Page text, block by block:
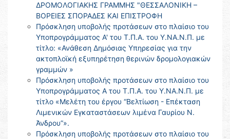
ΔΡΟΜΟΛΟΓΙΑΚΗΣ ΓΡΑΜΜΗΣ "ΘΕΣΣΑΛΟΝΙΚΗ –
ΒΟΡΕΙΕΣ ΣΠΟΡΑΔΕΣ ΚΑΙ ΕΠΙΣΤΡΟΦΗ
Πρόσκληση υποβολής προτάσεων στο πλαίσιο του
Υποπρογράμματος Α' του Τ.Π.Α. του Υ.ΝΑ.Ν.Π. με
τίτλο: «Ανάθεση Δημόσιας Υπηρεσίας για την
ακτοπλοϊκή εξυπηρέτηση θερινών δρομολογιακών
γραμμών »
Πρόσκληση υποβολής προτάσεων στο πλαίσιο του
Υποπρογράμματος Α του Τ.Π.Α. του Υ.ΝΑ.Ν.Π. με
τίτλο «Μελέτη του έργου “Βελτίωση - Επέκταση
Λιμενικών Εγκαταστάσεων λιμένα Γαυρίου Ν.
Άνδρου”».
Πρόσκληση υποβολής προτάσεων στο πλαίσιο του